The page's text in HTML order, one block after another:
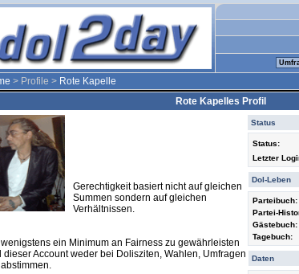
> Profile > Rote Kapelle
Rote Kapelles Profil
Status
Status:
Letzter
Dol-Leben
Parteibuch:
Partei-
Gästebuch:
Tagebuch:
Daten
Gerechtigkeit basiert nicht auf gleichen
Summen sondern auf gleichen
Verhältnissen.
wenigstens ein Minimum an Fairness zu gewährleisten
dieser Account weder bei Dolisziten, Wahlen, Umfragen